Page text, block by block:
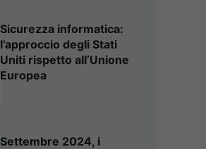
Sicurezza informatica:
l’approccio degli Stati
Uniti rispetto all’Unione
Europea
Settembre 2024, i